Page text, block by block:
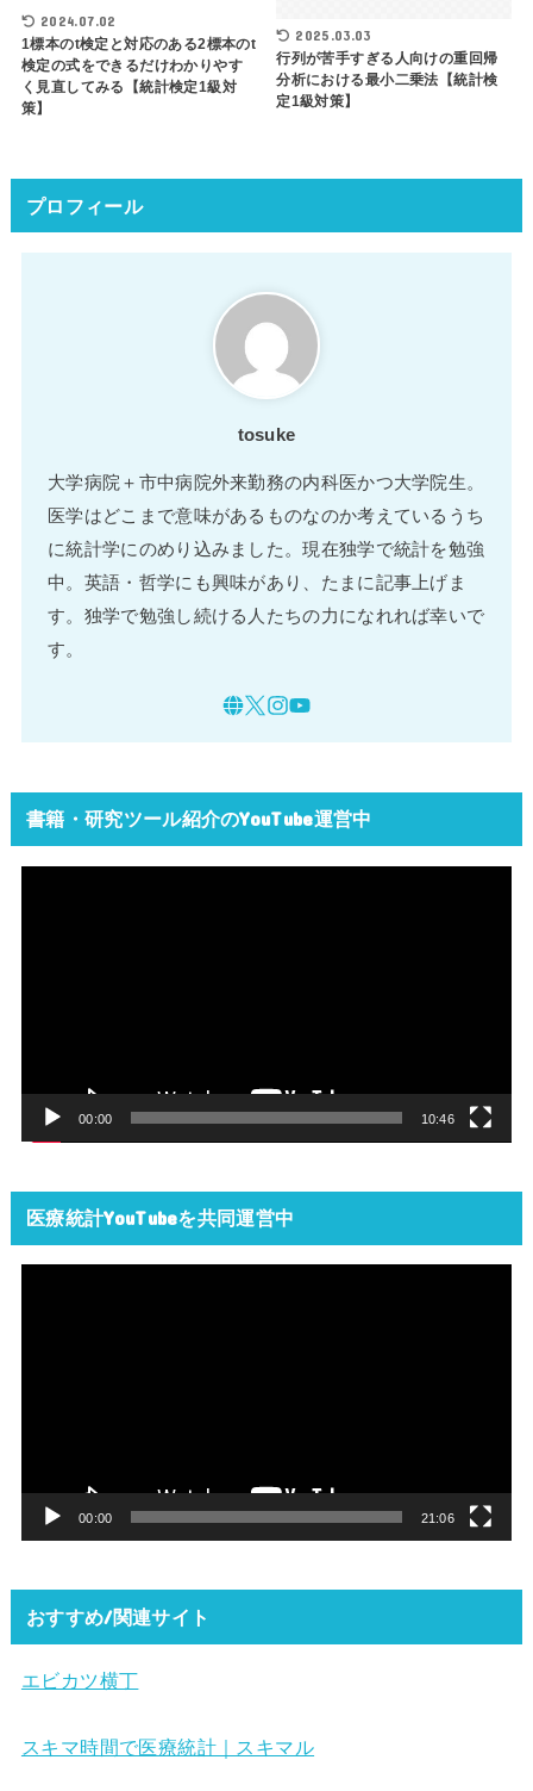
2024.07.02
1標本のt検定と対応のある2標本のt
検定の式をできるだけわかりやす
く見直してみる【統計検定1級対
策】
2025.03.03
行列が苦手すぎる人向けの重回帰
分析における最小二乗法【統計検
定1級対策】
プロフィール
tosuke
大学病院＋市中病院外来勤務の内科医かつ大学院生。
医学はどこまで意味があるものなのか考えているうち
に統計学にのめり込みました。現在独学で統計を勉強
中。英語・哲学にも興味があり、たまに記事上げま
す。独学で勉強し続ける人たちの力になれれば幸いで
す。
書籍・研究ツール紹介のYouTube運営中
00:00 10:46
医療統計YouTubeを共同運営中
00:00 21:06
おすすめ/関連サイト
エビカツ横丁
スキマ時間で医療統計｜スキマル